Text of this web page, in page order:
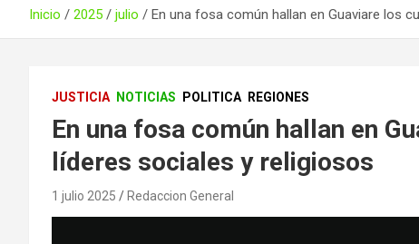
Inicio 2025 julio En una fosa común hallan en Guaviare los
JUSTICIA NOTICIAS POLITICA REGIONES
En una fosa común hallan en
líderes sociales y religiosos
1 julio 2025 Redaccion General